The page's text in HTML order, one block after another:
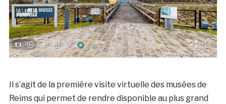
Il s’agit de la première visite virtuelle des musées de
Reims qui permet de rendre disponible au plus grand